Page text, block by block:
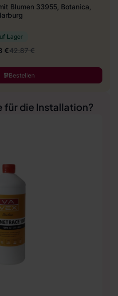
Blumen 33955, Botanica,
Lager
€42.87 €
Bestellen
für die Installation?